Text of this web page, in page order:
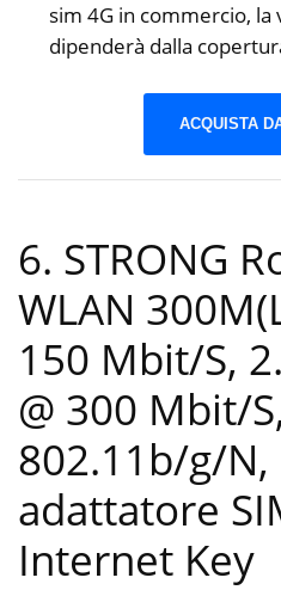
sim 4G in commercio,
dipenderà dalla
ACQUISTA
6. STRONG
WLAN
150 Mbit/S,
@ 300 Mbit/
802.11b/g/N,
adattatore
Internet Key